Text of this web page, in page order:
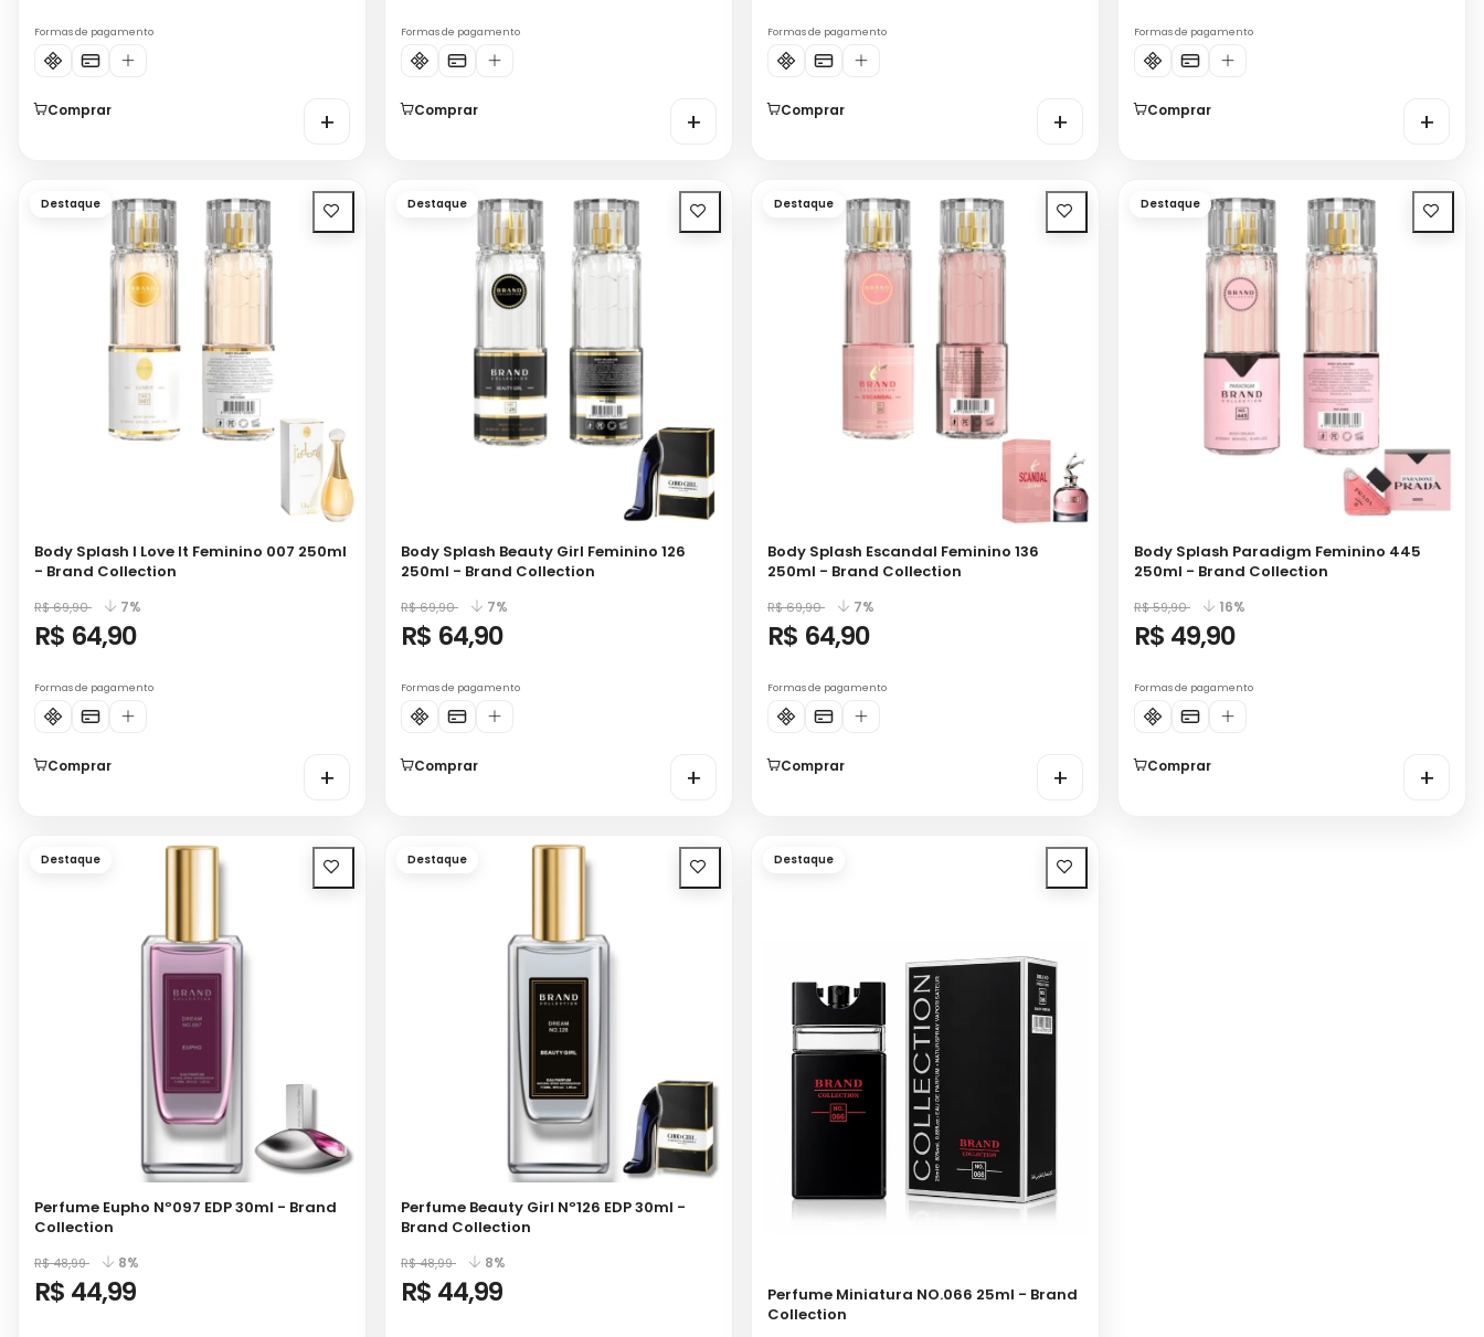
Formas de pagamento
Comprar +
Formas de pagamento
Comprar +
Formas de pagamento
Comprar +
Formas de pagamento
Comprar +
Destaque
Body Splash I Love It Feminino 007 250ml
- Brand Collection
R$ 69,90 7%
R$ 64,90
Formas de pagamento
Comprar +
Destaque
Body Splash Beauty Girl Feminino 126
250ml - Brand Collection
R$ 69,90 7%
R$ 64,90
Formas de pagamento
Comprar +
Destaque
Body Splash Escandal Feminino 136
250ml - Brand Collection
R$ 69,90 7%
R$ 64,90
Formas de pagamento
Comprar +
Destaque
Body Splash Paradigm Feminino 445
250ml - Brand Collection
R$ 59,90 16%
R$ 49,90
Formas de pagamento
Comprar +
Destaque
Perfume Eupho Nº097 EDP 30ml - Brand
Collection
R$ 48,99 8%
R$ 44,99
Destaque
Perfume Beauty Girl Nº126 EDP 30ml -
Brand Collection
R$ 48,99 8%
R$ 44,99
Destaque
Perfume Miniatura NO.066 25ml - Brand
Collection